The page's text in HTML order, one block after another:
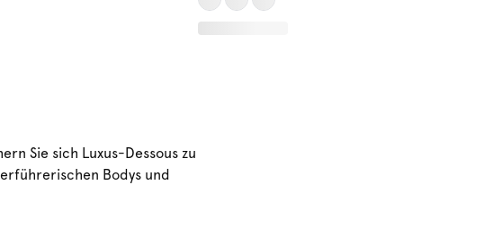
Sie sich Luxus-Dessous zu
Bodys und